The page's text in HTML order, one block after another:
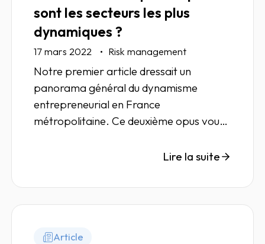
sont les secteurs les plus
dynamiques ?
17 mars 2022 Risk management
Notre premier article dressait un
panorama général du dynamisme
entrepreneurial en France
métropolitaine. Ce deuxième opus vous
dynamique par grand secteur d'activité.
Lire la suite
Article